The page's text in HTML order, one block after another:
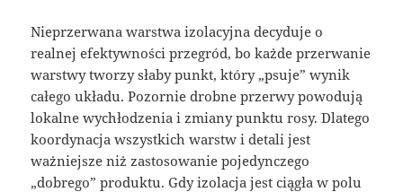
Nieprzerwana warstwa izolacyjna decyduje o
realnej efektywności przegród, bo każde przerwanie
warstwy tworzy słaby punkt, który „psuje” wynik
całego układu. Pozornie drobne przerwy powodują
lokalne wychłodzenia i zmiany punktu rosy. Dlatego
koordynacja wszystkich warstw i detali jest
ważniejsze niż zastosowanie pojedynczego
„dobrego” produktu. Gdy izolacja jest ciągła w polu